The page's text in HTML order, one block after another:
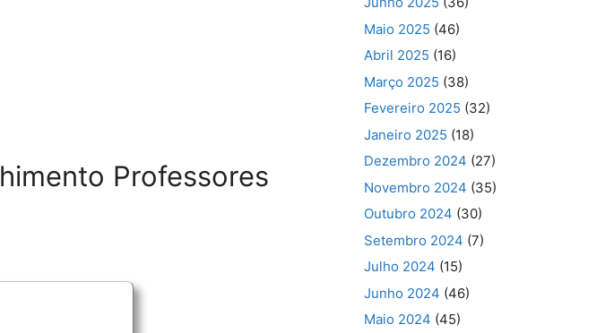
Professores
Maio 2025 (46)
Abril 2025 (16)
Março 2025 (38)
Fevereiro 2025 (32)
Janeiro 2025 (18)
Dezembro 2024 (27)
Novembro 2024 (35)
Outubro 2024 (30)
Setembro 2024 (7)
Julho 2024 (15)
Junho 2024 (46)
Maio 2024 (45)